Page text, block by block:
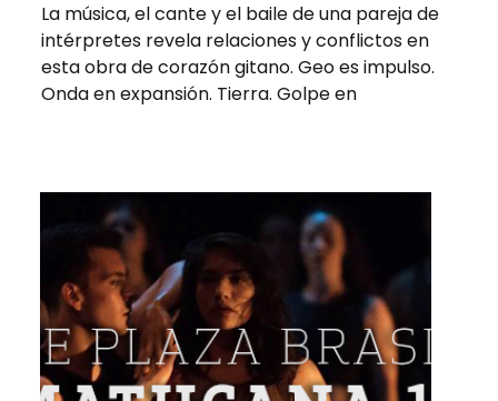
La música, el cante y el baile de una pareja de
intérpretes revela relaciones y conflictos en
esta obra de corazón gitano. Geo es impulso.
Onda en expansión. Tierra. Golpe en